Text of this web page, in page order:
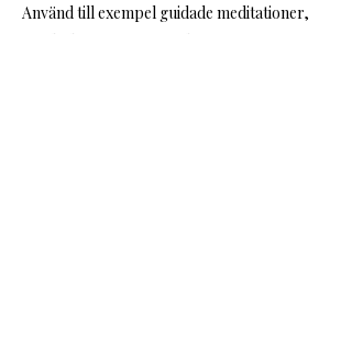
Använd till exempel guidade meditationer,